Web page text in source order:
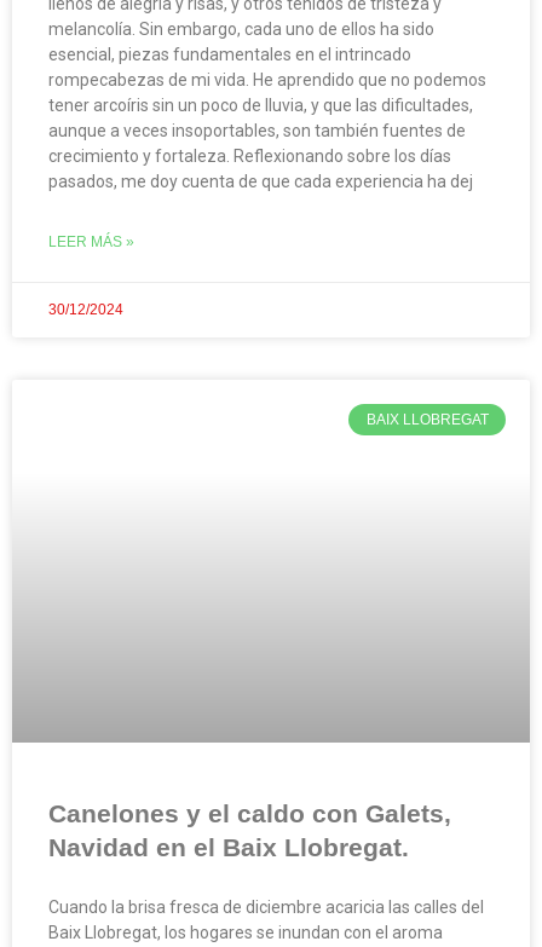
melancolía. Sin embargo, cada uno de ellos ha sido
esencial, piezas fundamentales en el intrincado
rompecabezas de mi vida. He aprendido que no podemos
tener arcoíris sin un poco de lluvia, y que las dificultades,
aunque a veces insoportables, son también fuentes de
crecimiento y fortaleza. Reflexionando sobre los días
pasados, me doy cuenta de que cada experiencia ha dej
LEER MÁS »
30/12/2024
BAIX LLOBREGAT
Canelones y el caldo con Galets,
Navidad en el Baix Llobregat.
Cuando la brisa fresca de diciembre acaricia las calles del
Baix Llobregat, los hogares se inundan con el aroma